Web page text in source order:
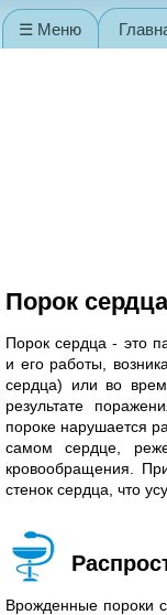
Порок сердца
Порок сердца - это
и его работы,
сердца) или во
результате
пороке нарушается
самом сердце,
кровообращения.
стенок сердца, что
Врожденные пороки
☰ Меню